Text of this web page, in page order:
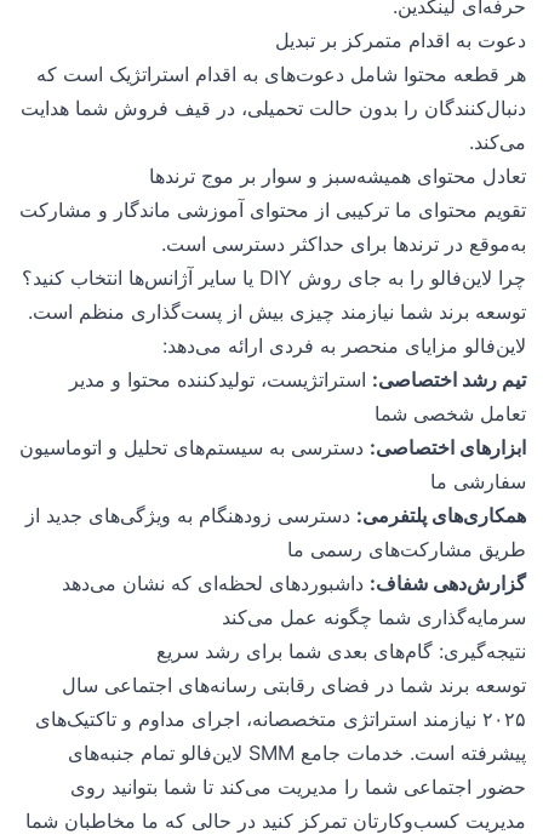
حرفه‌ای لینکدین.
دعوت به اقدام متمرکز بر تبدیل
هر قطعه محتوا شامل دعوت‌های به اقدام استراتژیک است که
دنبال‌کنندگان را بدون حالت تحمیلی، در قیف فروش شما هدایت
می‌کند.
تعادل محتوای همیشه‌سبز و سوار بر موج ترندها
تقویم محتوای ما ترکیبی از محتوای آموزشی ماندگار و مشارکت
به‌موقع در ترندها برای حداکثر دسترسی است.
چرا لاین‌فالو را به جای روش DIY یا سایر آژانس‌ها انتخاب کنید؟
توسعه برند شما نیازمند چیزی بیش از پست‌گذاری منظم است.
لاین‌فالو مزایای منحصر به فردی ارائه می‌دهد:
تیم رشد اختصاصی: استراتژیست، تولیدکننده محتوا و مدیر
تعامل شخصی شما
ابزارهای اختصاصی: دسترسی به سیستم‌های تحلیل و اتوماسیون
سفارشی ما
همکاری‌های پلتفرمی: دسترسی زودهنگام به ویژگی‌های جدید از
طریق مشارکت‌های رسمی ما
گزارش‌دهی شفاف: داشبوردهای لحظه‌ای که نشان می‌دهد
سرمایه‌گذاری شما چگونه عمل می‌کند
نتیجه‌گیری: گام‌های بعدی شما برای رشد سریع
توسعه برند شما در فضای رقابتی رسانه‌های اجتماعی سال
۲۰۲۵ نیازمند استراتژی متخصصانه، اجرای مداوم و تاکتیک‌های
پیشرفته است. خدمات جامع SMM لاین‌فالو تمام جنبه‌های
حضور اجتماعی شما را مدیریت می‌کند تا شما بتوانید روی
مدیریت کسب‌وکارتان تمرکز کنید در حالی که ما مخاطبان شما